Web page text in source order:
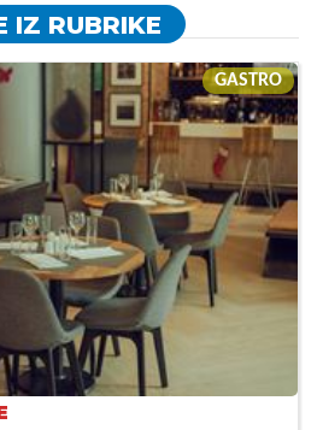
IZ RUBRIKE
GASTRO